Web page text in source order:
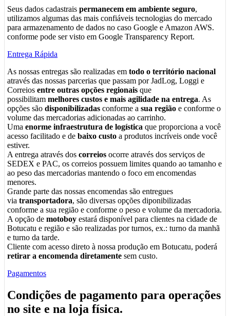
Seus dados cadastrais permanecem em ambiente seguro,
utilizamos algumas das mais confiáveis tecnologias do mercado
para armazenamento de dados no caso Google e Amazon AWS.
conforme pode ser visto em Google Transparency Report.
Entrega Rápida
As nossas entregas são realizadas em todo o território nacional
através das nossas parcerias que passam por JadLog, Loggi e
Correios entre outras opções regionais que
possibilitam melhores custos e mais agilidade na entrega. As
opções são disponibilizadas conforme a sua região e conforme o
volume das mercadorias adicionadas ao carrinho.
Uma enorme infraestrutura de logística que proporciona a você
acesso facilitado e de baixo custo a produtos incríveis onde você
estiver.
A entrega através dos correios ocorre através dos serviços de
SEDEX e PAC, os correios possuem limites quando ao tamanho e
ao peso das mercadorias mantendo o foco em encomendas
menores.
Grande parte das nossas encomendas são entregues
via transportadora, são diversas opções diponibilizadas
conforme a sua região e conforme o peso e volume da mercadoria.
A opção de motoboy estará disponível para clientes na cidade de
Botucatu e região e são realizadas por turnos, ex.: turno da manhã
e turno da tarde.
Cliente com acesso direto à nossa produção em Botucatu, poderá
retirar a encomenda diretamente sem custo.
Pagamentos
Condições de pagamento para operações
no site e na loja física.